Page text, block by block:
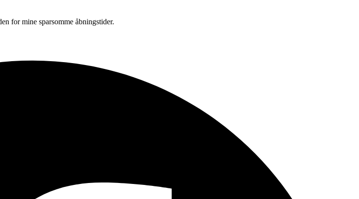
for mine sparsomme åbningstider.